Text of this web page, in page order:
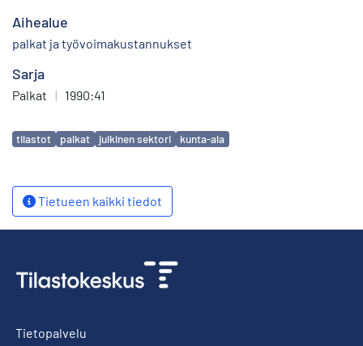
Aihealue
palkat ja työvoimakustannukset
Sarja
Palkat | 1990:41
Avainsanat
tilastot palkat julkinen sektori kunta-ala
Tietueen kaikki tiedot
Tietopalvelu